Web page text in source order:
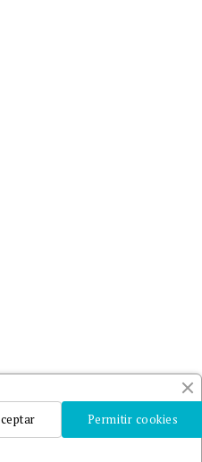
Permitir cookies